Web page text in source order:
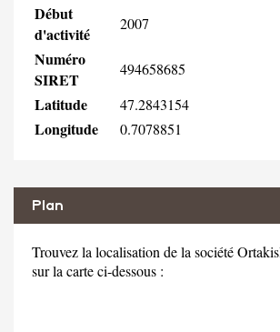
Début
d'activité
2007
Numéro
SIRET
494658685
Latitude 47.2843154
Longitude 0.7078851
Plan
Trouvez la localisation de la société
sur la carte ci-dessous :